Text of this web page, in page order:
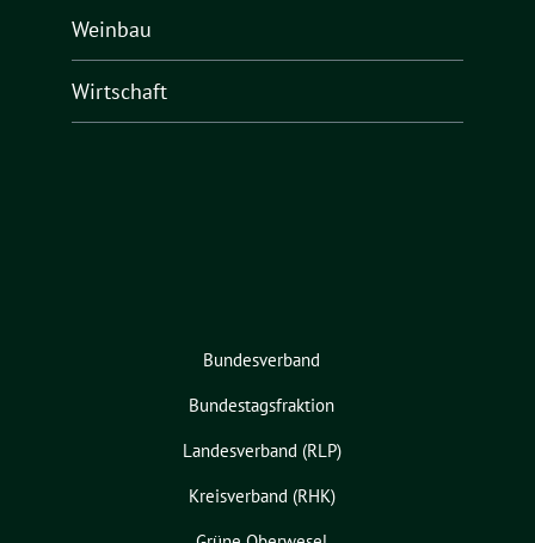
Weinbau
Wirtschaft
Bundesverband
Bundestagsfraktion
Landesverband (RLP)
Kreisverband (RHK)